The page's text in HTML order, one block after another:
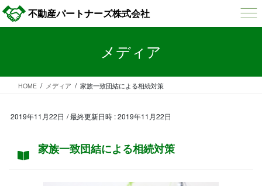
コ
ン
テ
ス
ナ
ビ
ゲ
ン
不動産パートナーズ株式会社
メディア
HOME メディア 家族一致団結による相続対策
2019年11月22日 / 最終更新日時 :2019年11月22日
家族一致団結による相続対策